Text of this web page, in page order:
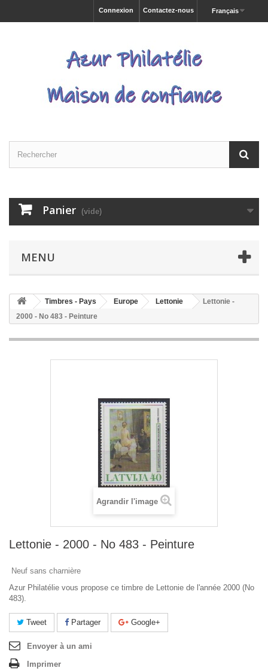
Français
Contactez-nous
Connexion
Panier (vide)
MENU
Timbres - Pays Europe Lettonie
Lettonie -
2000 - No 483 - Peinture
Agrandir l'image
Lettonie - 2000 - No 483 - Peinture
Neuf sans charnière
Azur Philatélie vous propose ce timbre de Lettonie de l'année 2000 (No
483).
Tweet Partager Google+
Envoyer à un ami
Imprimer